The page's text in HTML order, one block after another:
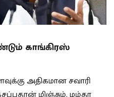
காங்கிரஸ்
அதிகமான சவாரி